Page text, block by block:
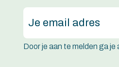
Door je aan te melden ga